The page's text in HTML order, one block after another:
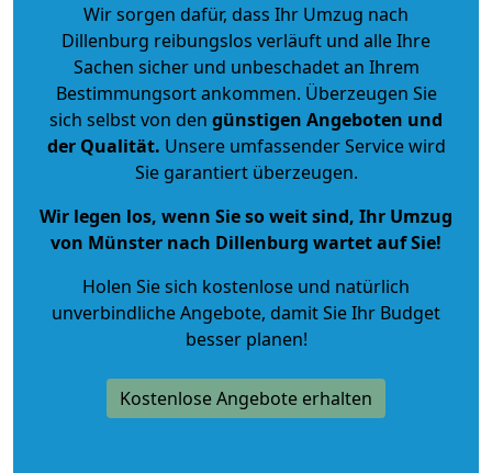
Wir sorgen dafür, dass Ihr Umzug nach
Dillenburg reibungslos verläuft und alle Ihre
Sachen sicher und unbeschadet an Ihrem
Bestimmungsort ankommen. Überzeugen Sie
sich selbst von den günstigen Angeboten und
der Qualität. Unsere umfassender Service wird
Sie garantiert überzeugen.
Wir legen los, wenn Sie so weit sind, Ihr Umzug
von Münster nach Dillenburg wartet auf Sie!
Holen Sie sich kostenlose und natürlich
unverbindliche Angebote, damit Sie Ihr Budget
besser planen!
Kostenlose Angebote erhalten